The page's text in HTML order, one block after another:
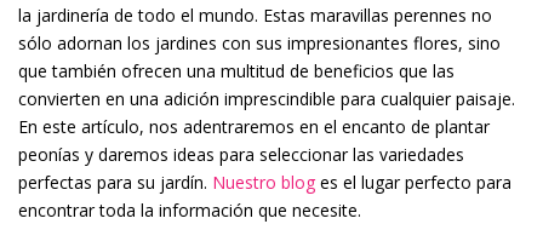
la jardinería de todo el mundo. Estas maravillas perennes no
sólo adornan los jardines con sus impresionantes flores, sino
que también ofrecen una multitud de beneficios que las
convierten en una adición imprescindible para cualquier paisaje.
En este artículo, nos adentraremos en el encanto de plantar
peonías y daremos ideas para seleccionar las variedades
perfectas para su jardín. Nuestro blog es el lugar perfecto para
encontrar toda la información que necesite.